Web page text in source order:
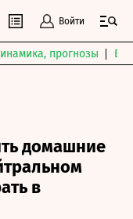
Войти
прогнозы
домашние
в